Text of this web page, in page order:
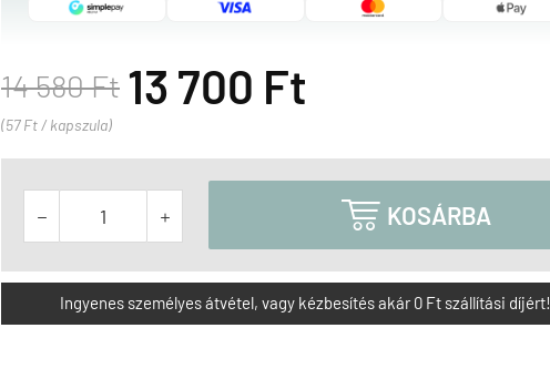
14 580 Ft 13 700 Ft
(57 Ft / kapszula)
   KOSÁRBA
Ingyenes személyes átvétel, vagy kézbesítés akár 0 Ft szállítási díjért!